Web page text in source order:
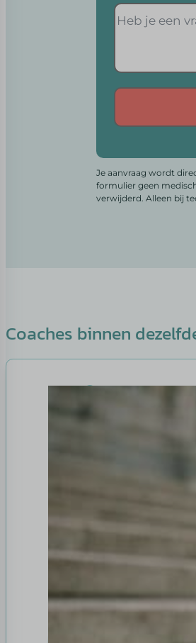
Je aanvraag wordt
formulier geen
verwijderd. Alleen bij
Coaches binnen